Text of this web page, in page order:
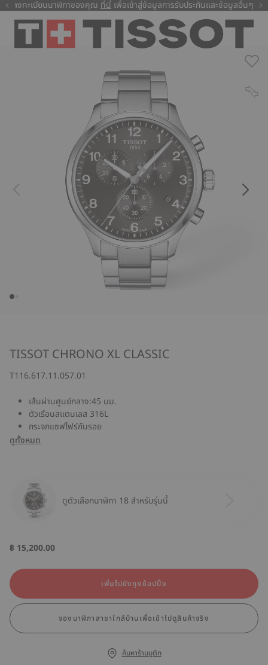
ลงทะเบียนนาฬิกาของคุณ ที่นี่ เพื่อเข้าสู่ข้อมูลการรับประกันและข้อมูลอื่นๆ
ที่นี่
TISSOT CHRONO XL CLASSIC
T116.617.11.057.01
เส้นผ่านศูนย์กลาง:45 มม.
ตัวเรือนสแตนเลส 316L
กระจกแซฟไฟร์กันรอย
ดูทั้งหมด
ดูตัวเลือกนาฬิกา 18 สำหรับรุ่นนี้
฿ 15,200.00
เพิ่มไปยังถุงช้อปปิ้ง
จองนาฬิกาสาขาใกล้บ้านเพื่อเข้าไปดูสินค้าจริง
ค้นหาร้านบูติก